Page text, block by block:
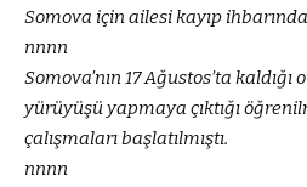
Somova için ailesi kayıp
nnnn
Somova’nın 17 Ağustos’ta
yürüyüşü yapmaya çıktığı
çalışmaları başlatılmıştı.
nnnn